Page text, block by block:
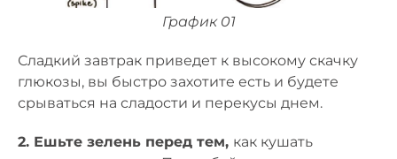
График 01
Сладкий завтрак приведет к высокому скачку
глюкозы, вы быстро захотите есть и будете
срываться на сладости и перекусы днем.
2. Ешьте зелень перед тем, как кушать